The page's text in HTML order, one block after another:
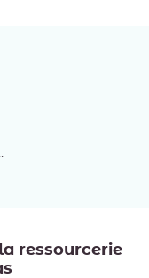
ressourcerie